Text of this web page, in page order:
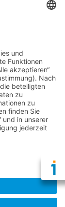
erhält
und
bzw. für eine
Die Förderung
Plus und aus